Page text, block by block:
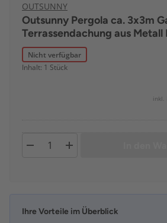
OUTSUNNY
Outsunny Pergola ca. 3x3m
Terrassendachung aus Metall
Nicht verfügbar
Inhalt: 1 Stück
inkl.
Ihre Vorteile im Überblick